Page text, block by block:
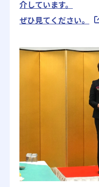
介しています。
ぜひ見てください。